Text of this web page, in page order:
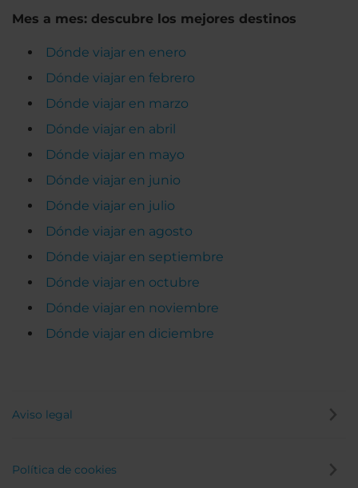
Mes a mes: descubre los mejores destinos
Dónde viajar en enero
Dónde viajar en febrero
Dónde viajar en marzo
Dónde viajar en abril
Dónde viajar en mayo
Dónde viajar en junio
Dónde viajar en julio
Dónde viajar en agosto
Dónde viajar en septiembre
Dónde viajar en octubre
Dónde viajar en noviembre
Dónde viajar en diciembre
Aviso legal
Política de cookies